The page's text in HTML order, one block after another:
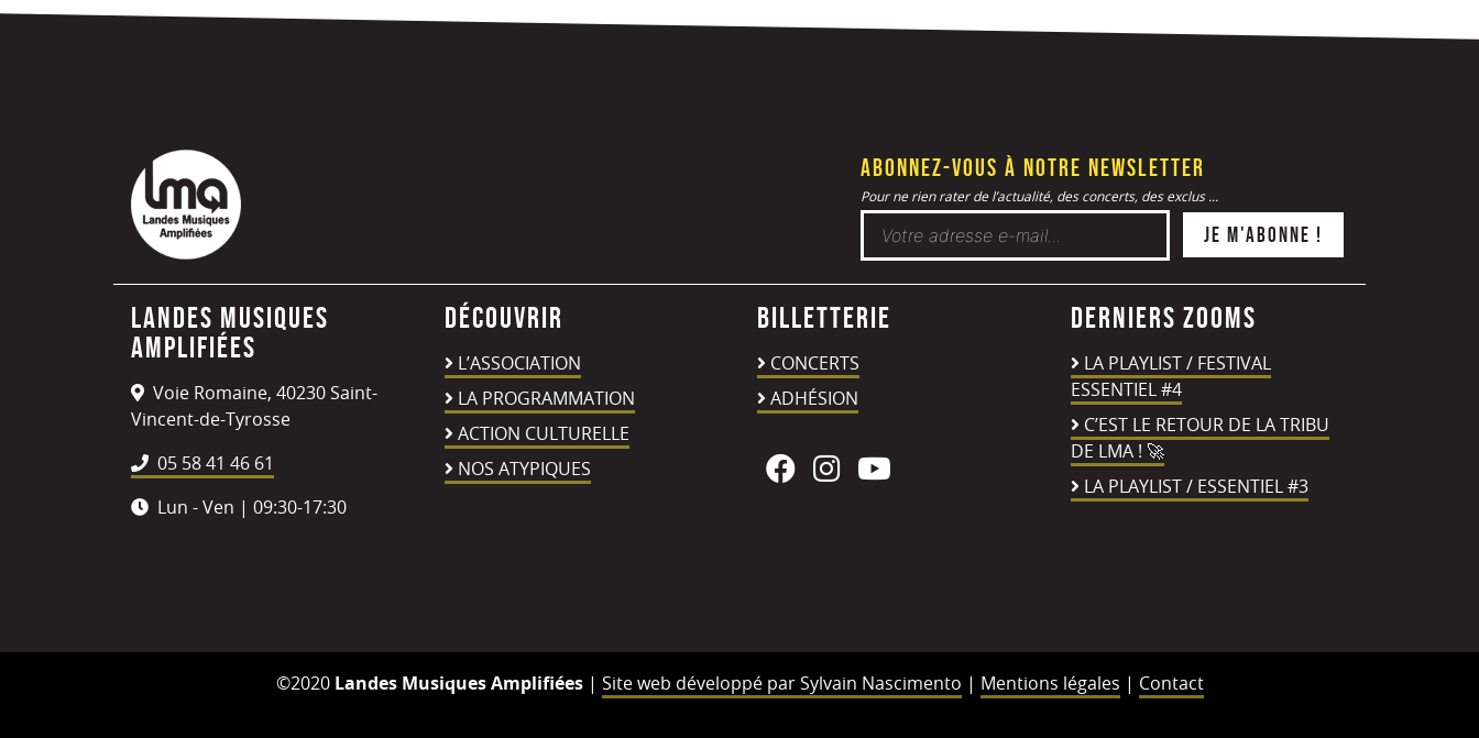
l’article
Abonnez-vous à notre newsletter
Pour ne rien rater de l’actualité, des concerts, des exclus ...
Landes Musiques
Amplifiées
Voie Romaine, 40230 Saint-
Vincent-de-Tyrosse
05 58 41 46 61
Lun - Ven | 09:30-17:30
Découvrir
L’ASSOCIATION
LA PROGRAMMATION
ACTION CULTURELLE
NOS ATYPIQUES
Billetterie
CONCERTS
ADHÉSION
Derniers zooms
LA PLAYLIST / FESTIVAL
ESSENTIEL #4
C’EST LE RETOUR DE LA TRIBU
DE LMA ! 🚀
LA PLAYLIST / ESSENTIEL #3
©2020 Landes Musiques Amplifiées| Site web développé par Sylvain Nascimento | Mentions légales | Contact